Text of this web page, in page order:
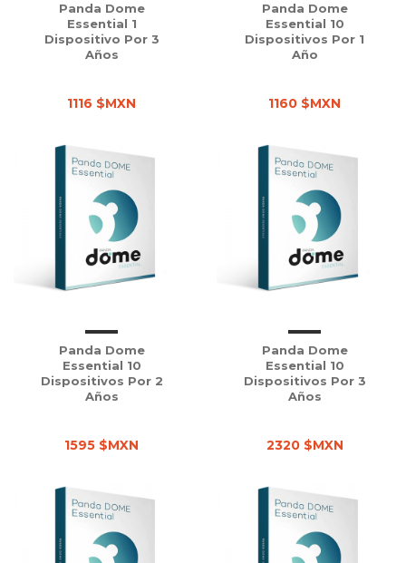
Panda Dome
Essential 1
Dispositivo Por 3
Años
1116 $MXN
Panda Dome
Essential 10
Dispositivos Por 1
Año
1160 $MXN
Panda Dome
Essential 10
Dispositivos Por 2
Años
1595 $MXN
Panda Dome
Essential 10
Dispositivos Por 3
Años
2320 $MXN